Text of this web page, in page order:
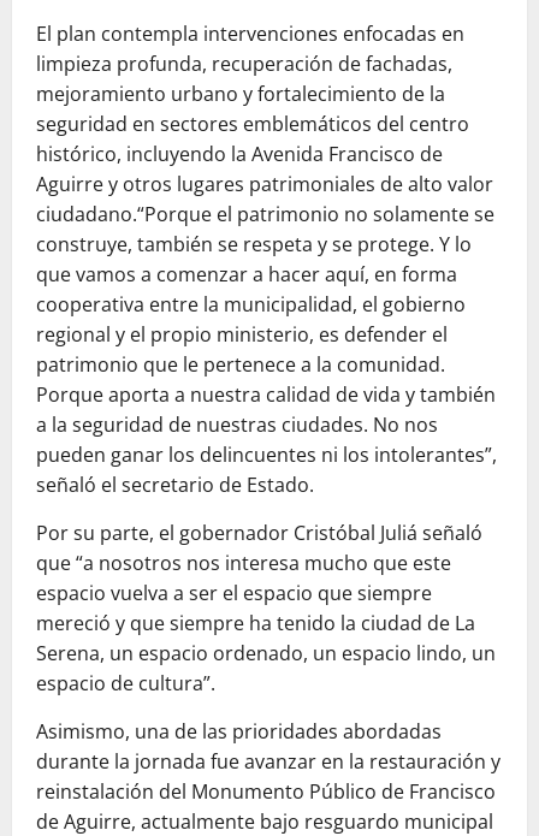
El plan contempla intervenciones enfocadas en
limpieza profunda, recuperación de fachadas,
mejoramiento urbano y fortalecimiento de la
seguridad en sectores emblemáticos del centro
histórico, incluyendo la Avenida Francisco de
Aguirre y otros lugares patrimoniales de alto valor
ciudadano.“Porque el patrimonio no solamente se
construye, también se respeta y se protege. Y lo
que vamos a comenzar a hacer aquí, en forma
cooperativa entre la municipalidad, el gobierno
regional y el propio ministerio, es defender el
patrimonio que le pertenece a la comunidad.
Porque aporta a nuestra calidad de vida y también
a la seguridad de nuestras ciudades. No nos
pueden ganar los delincuentes ni los intolerantes”,
señaló el secretario de Estado.
Por su parte, el gobernador Cristóbal Juliá señaló
que “a nosotros nos interesa mucho que este
espacio vuelva a ser el espacio que siempre
mereció y que siempre ha tenido la ciudad de La
Serena, un espacio ordenado, un espacio lindo, un
espacio de cultura”.
Asimismo, una de las prioridades abordadas
durante la jornada fue avanzar en la restauración y
reinstalación del Monumento Público de Francisco
de Aguirre, actualmente bajo resguardo municipal